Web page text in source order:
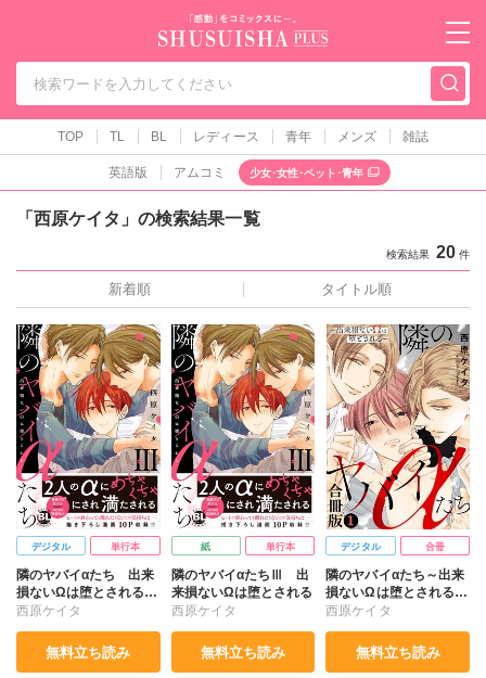
秋水社PLUS（テ
TOP TL BL レディース 青年 メンズ 雑誌
英語版 アムコミ 少女･女性･ペット･青年
「西原ケイタ」の検索結果一覧
検索結果 20 件
新着順 タイトル順
デジタル 単行本
隣のヤバイαたち 出来
損ないΩは堕とされる
【単行本版】3
西原ケイタ
無料立ち読み
紙 単行本
隣のヤバイαたちⅢ 出
来損ないΩは堕とされる
西原ケイタ
無料立ち読み
デジタル 合冊
隣のヤバイαたち～出来
損ないΩは堕とされる～
合冊版
西原ケイタ
無料立ち読み